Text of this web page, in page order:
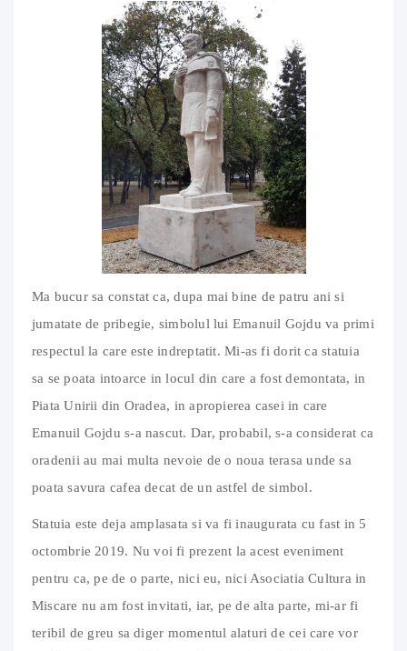
Ma bucur sa constat ca, dupa mai bine de patru ani si
jumatate de pribegie, simbolul lui Emanuil Gojdu va primi
respectul la care este indreptatit. Mi-as fi dorit ca statuia
sa se poata intoarce in locul din care a fost demontata, in
Piata Unirii din Oradea, in apropierea casei in care
Emanuil Gojdu s-a nascut. Dar, probabil, s-a considerat ca
oradenii au mai multa nevoie de o noua terasa unde sa
poata savura cafea decat de un astfel de simbol.
Statuia este deja amplasata si va fi inaugurata cu fast in 5
octombrie 2019. Nu voi fi prezent la acest eveniment
pentru ca, pe de o parte, nici eu, nici Asociatia Cultura in
Miscare nu am fost invitati, iar, pe de alta parte, mi-ar fi
teribil de greu sa diger momentul alaturi de cei care vor